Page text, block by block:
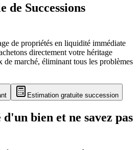
de Successions
de propriétés en liquidité immédiate
directement votre héritage
marché, éliminant tous les problèmes
Estimation gratuite succession
bien et ne savez pas